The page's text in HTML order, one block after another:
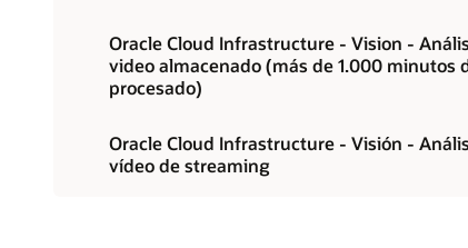
Oracle Cloud Infrastructure - Vision -
video almacenado (más de 1.000 minutos
procesado)
Oracle Cloud Infrastructure - Visión -
vídeo de streaming